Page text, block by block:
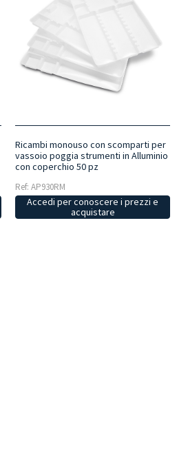
Ricambi monouso con scomparti per
vassoio poggia strumenti in Alluminio
con coperchio 50 pz
Ref: AP930RM
Accedi per conoscere i prezzi e
acquistare